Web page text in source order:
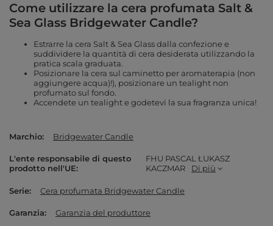
Come utilizzare la cera profumata Salt &
Sea Glass Bridgewater Candle?
Estrarre la cera Salt & Sea Glass dalla confezione e
suddividere la quantità di cera desiderata utilizzando la
pratica scala graduata.
Posizionare la cera sul caminetto per aromaterapia (non
aggiungere acqua)!), posizionare un tealight non
profumato sul fondo.
Accendete un tealight e godetevi la sua fragranza unica!
Marchio Bridgewater Candle
L'ente responsabile di questo
prodotto nell'UE
FHU PASCAL ŁUKASZ
KACZMAR
Di più
Serie Cera profumata Bridgewater Candle
Garanzia Garanzia del produttore